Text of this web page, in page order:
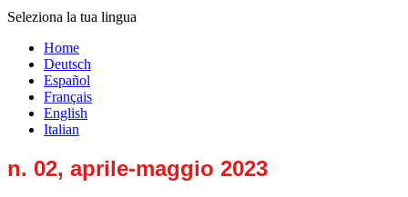
Seleziona la tua lingua
Home
Deutsch
Español
Français
English
Italian
n. 02, aprile-maggio 2023